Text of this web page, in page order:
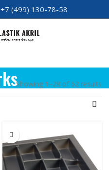
+7 (499) 130-78-58
Showing 1–28 of 62 results